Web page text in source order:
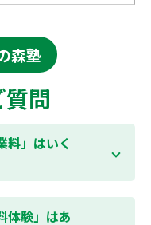
森塾
問
料」はいく
って変わります。森
りお問合わせくださ
体験」はあ